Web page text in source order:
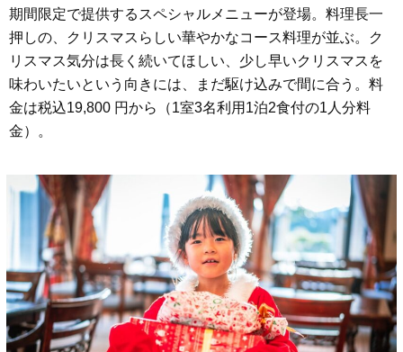
期間限定で提供するスペシャルメニューが登場。料理長一
押しの、クリスマスらしい華やかなコース料理が並ぶ。ク
リスマス気分は長く続いてほしい、少し早いクリスマスを
味わいたいという向きには、まだ駆け込みで間に合う。料
金は税込19,800 円から（1室3名利用1泊2食付の1人分料
金）。